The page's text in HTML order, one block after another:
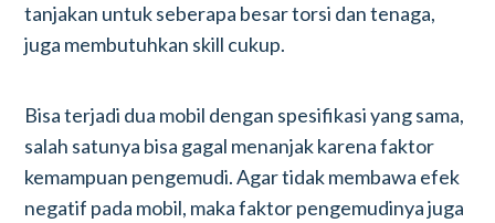
tanjakan untuk seberapa besar torsi dan tenaga,
juga membutuhkan skill cukup.
Bisa terjadi dua mobil dengan spesifikasi yang sama,
salah satunya bisa gagal menanjak karena faktor
kemampuan pengemudi. Agar tidak membawa efek
negatif pada mobil, maka faktor pengemudinya juga